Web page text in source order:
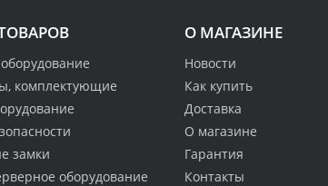
О МАГАЗИНЕ
Новости
Как купить
Доставка
О магазине
Гарантия
Контакты
комплектующие
замки
оборудование